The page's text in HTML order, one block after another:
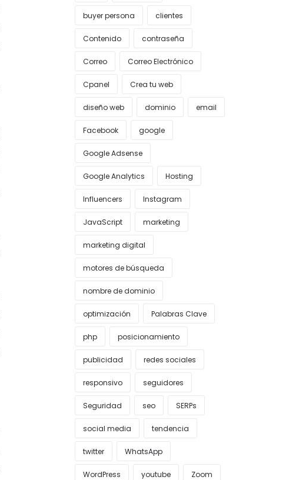
buyer persona clientes
Contenido contraseña
Correo Correo Electrónico
Cpanel Crea tu web
diseño web dominio email
Facebook google
Google Adsense
Google Analytics Hosting
Influencers Instagram
JavaScript marketing
marketing digital
motores de búsqueda
nombre de dominio
optimización Palabras Clave
php posicionamiento
publicidad redes sociales
responsivo seguidores
Seguridad seo SERPs
social media tendencia
twitter WhatsApp
WordPress youtube Zoom